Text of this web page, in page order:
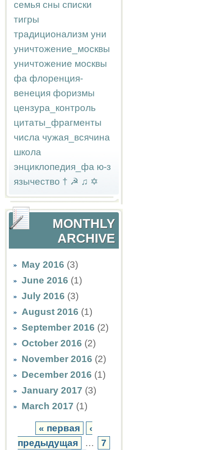
семья сны списки
тигры
традиционализм уни
уничтожение_москвы
уничтожение москвы
фа флоренция-
венеция форизмы
цензура_контроль
цитаты_фрагменты
числа чужая_всячина
школа
энциклопедия_фа ю-з
язычество † ☭ ♫ ✡
MONTHLY
ARCHIVE
May 2016 (3)
June 2016 (1)
July 2016 (3)
August 2016 (1)
September 2016 (2)
October 2016 (2)
November 2016 (2)
December 2016 (1)
January 2017 (3)
March 2017 (1)
« первая
‹
предыдущая
…
7